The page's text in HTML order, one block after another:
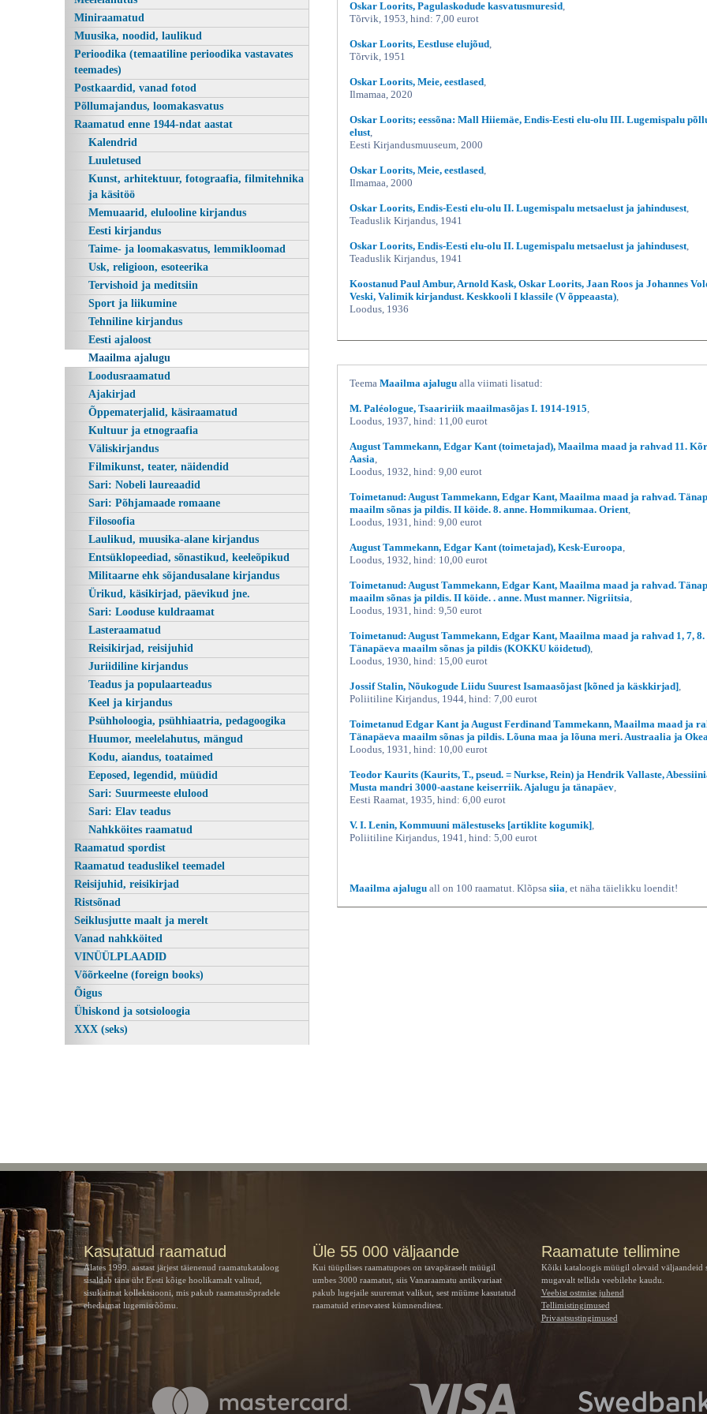
Liivi rahva mälestuseks Reisivesteid
Miniraamatud
Muusika, noodid, laulikud
Perioodika (temaatiline perioodika vastavates
teemades)
Postkaardid, vanad fotod
Põllumajandus, loomakasvatus
Raamatud enne 1944-ndat aastat
Kalendrid
Luuletused
Kunst, arhitektuur, fotograafia, filmitehnika
ja käsitöö
Memuaarid, elulooline kirjandus
Eesti kirjandus
Taime- ja loomakasvatus, lemmikloomad
Usk, religioon, esoteerika
Tervishoid ja meditsiin
Sport ja liikumine
Tehniline kirjandus
Eesti ajaloost
Maailma ajalugu
Loodusraamatud
Ajakirjad
Õppematerjalid, käsiraamatud
Kultuur ja etnograafia
Väliskirjandus
Filmikunst, teater, näidendid
Sari: Nobeli laureaadid
Sari: Põhjamaade romaane
Filosoofia
Laulikud, muusika-alane kirjandus
Entsüklopeediad, sõnastikud, keeleõpikud
Militaarne ehk sõjandusalane kirjandus
Ürikud, käsikirjad, päevikud jne.
Sari: Looduse kuldraamat
Lasteraamatud
Reisikirjad, reisijuhid
Juriidiline kirjandus
Teadus ja populaarteadus
Keel ja kirjandus
Psühholoogia, psühhiaatria, pedagoogika
Huumor, meelelahutus, mängud
Kodu, aiandus, toataimed
Eeposed, legendid, müüdid
Sari: Suurmeeste elulood
Sari: Elav teadus
Nahkköites raamatud
Raamatud spordist
Raamatud teaduslikel teemadel
Reisijuhid, reisikirjad
Ristsõnad
Seiklusjutte maalt ja merelt
Vanad nahkköited
VINÜÜLPLAADID
Võõrkeelne (foreign books)
Õigus
Ühiskond ja sotsioloogia
XXX (seks)
Oskar Loorits, Pagulaskodude kasvatusmuresid,
Tõrvik, 1953, hind: 7,00 eurot
Oskar Loorits, Eestluse elujõud,
Tõrvik, 1951
Oskar Loorits, Meie, eestlased,
Ilmamaa, 2020
Oskar Loorits; eessõna: Mall Hiiemäe, Endis-Eesti elu-olu III. Lugemispalu
elust,
Eesti Kirjandusmuuseum, 2000
Oskar Loorits, Meie, eestlased,
Ilmamaa, 2000
Oskar Loorits, Endis-Eesti elu-olu II. Lugemispalu metsaelust ja jahindusest,
Teaduslik Kirjandus, 1941
Oskar Loorits, Endis-Eesti elu-olu II. Lugemispalu metsaelust ja jahindusest,
Teaduslik Kirjandus, 1941
Koostanud Paul Ambur, Arnold Kask, Oskar Loorits, Jaan Roos ja Johannes
Veski, Valimik kirjandust. Keskkooli I klassile (V õppeaasta),
Loodus, 1936
Teema Maailma ajalugu alla viimati lisatud:
M. Paléologue, Tsaaririik maailmasõjas I. 1914-1915,
Loodus, 1937, hind: 11,00 eurot
August Tammekann, Edgar Kant (toimetajad), Maailma maad ja rahvad 11.
Aasia,
Loodus, 1932, hind: 9,00 eurot
Toimetanud: August Tammekann, Edgar Kant, Maailma maad ja rahvad.
maailm sõnas ja pildis. II köide. 8. anne. Hommikumaa. Orient,
Loodus, 1931, hind: 9,00 eurot
August Tammekann, Edgar Kant (toimetajad), Kesk-Euroopa,
Loodus, 1932, hind: 10,00 eurot
Toimetanud: August Tammekann, Edgar Kant, Maailma maad ja rahvad.
maailm sõnas ja pildis. II köide. . anne. Must manner. Nigriitsia,
Loodus, 1931, hind: 9,50 eurot
Toimetanud: August Tammekann, Edgar Kant, Maailma maad ja rahvad 1, 7, 8.
Tänapäeva maailm sõnas ja pildis (KOKKU köidetud),
Loodus, 1930, hind: 15,00 eurot
Jossif Stalin, Nõukogude Liidu Suurest Isamaasõjast [kõned ja käskkirjad],
Poliitiline Kirjandus, 1944, hind: 7,00 eurot
Toimetanud Edgar Kant ja August Ferdinand Tammekann, Maailma maad ja
Tänapäeva maailm sõnas ja pildis. Lõuna maa ja lõuna meri. Austraalia ja
Loodus, 1931, hind: 10,00 eurot
Teodor Kaurits (Kaurits, T., pseud. = Nurkse, Rein) ja Hendrik Vallaste,
Musta mandri 3000-aastane keiserriik. Ajalugu ja tänapäev,
Eesti Raamat, 1935, hind: 6,00 eurot
V. I. Lenin, Kommuuni mälestuseks [artiklite kogumik],
Poliitiline Kirjandus, 1941, hind: 5,00 eurot
Maailma ajalugu all on 100 raamatut. Klõpsa siia, et näha täielikku loendit!
Kasutatud raamatud
Alates 1999. aastast järjest täienenud raamatukataloog
sisaldab täna üht Eesti kõige hoolikamalt valitud,
sisukaimat kollektsiooni, mis pakub raamatusõpradele
ehedaimat lugemisrõõmu.
Üle 55 000 väljaande
Kui tüüpilises raamatupoes on tavapäraselt müügil
umbes 3000 raamatut, siis Vanaraamatu antikvariaat
pakub lugejaile suuremat valikut, sest müüme kasutatud
raamatuid erinevatest kümnenditest.
Raamatute tellimine
Kõiki kataloogis müügil olevaid väljaandeid
mugavalt tellida veebilehe kaudu.
Veebist ostmise juhend
Tellimistingimused
Privaatsustingimused